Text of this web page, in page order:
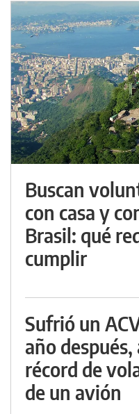
Buscan
con casa y
Brasil: qué
cumplir
Sufrió un
año
récord de
de un avión